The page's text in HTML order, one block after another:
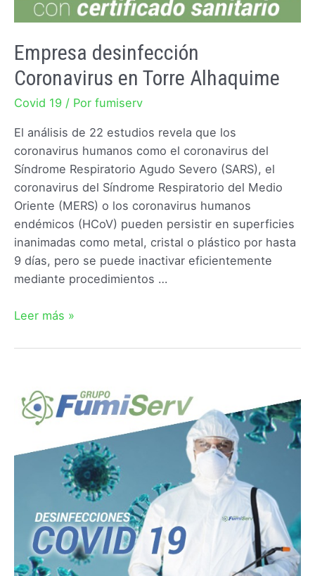
Empresa desinfección
Coronavirus en Torre Alhaquime
Covid 19 / Por fumiserv
El análisis de 22 estudios revela que los
coronavirus humanos como el coronavirus del
Síndrome Respiratorio Agudo Severo (SARS), el
coronavirus del Síndrome Respiratorio del Medio
Oriente (MERS) o los coronavirus humanos
endémicos (HCoV) pueden persistir en superficies
inanimadas como metal, cristal o plástico por hasta
9 días, pero se puede inactivar eficientemente
mediante procedimientos …
Leer más »
desinfección
Coronavirus
Tarifa